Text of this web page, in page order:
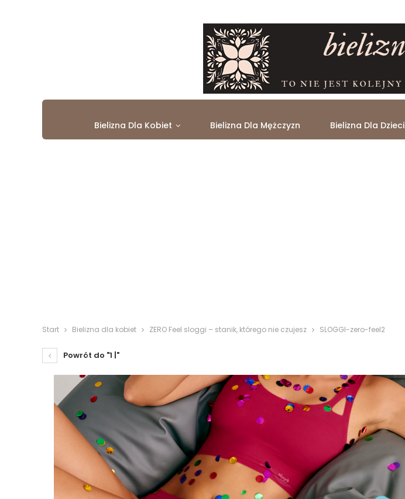
Bielizna Dla Kobiet Bielizna Dla Mężczyzn Bielizna Dla Dzieci
Start Bielizna dla kobiet ZERO Feel sloggi – stanik, którego nie czujesz SLOGGI-zero-feel2
Powrót do "1 |"